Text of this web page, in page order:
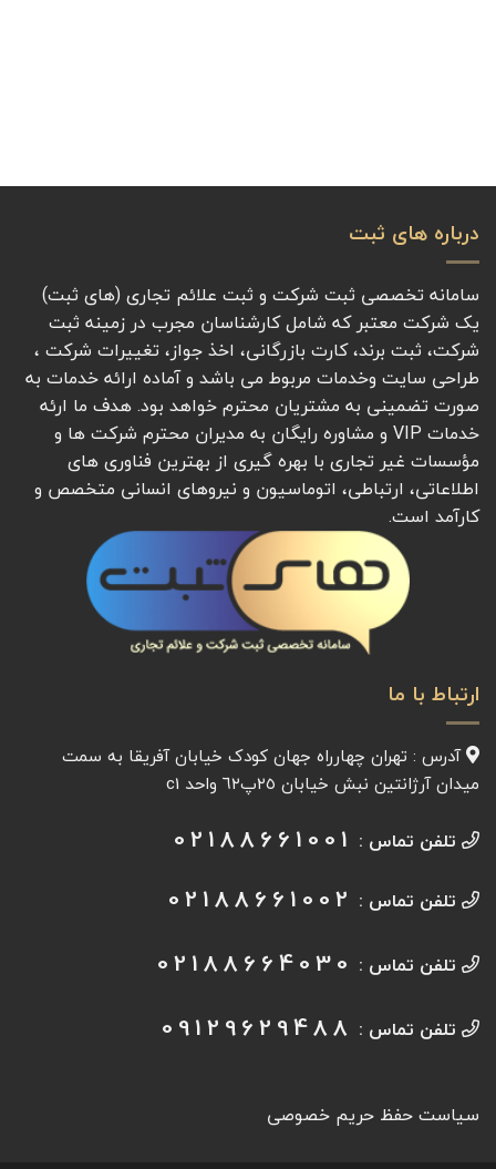
درباره های ثبت
سامانه تخصصی ثبت شرکت و ثبت علائم تجاری (های ثبت)
یک شرکت معتبر که شامل کارشناسان مجرب در زمینه ثبت
شرکت، ثبت برند، کارت بازرگانی، اخذ جواز، تغییرات شرکت ،
طراحی سایت وخدمات مربوط می باشد و آماده ارائه خدمات به
صورت تضمینی به مشتریان محترم خواهد بود. هدف ما ارئه
خدمات VIP و مشاوره رایگان به مدیران محترم شرکت ها و
مؤسسات غیر تجاری با بهره گیری از بهترین فناوری های
اطلاعاتی، ارتباطی، اتوماسیون و نیروهای انسانی متخصص و
کارآمد است.
ارتباط با ما
آدرس : تهران چهارراه جهان کودک خیابان آفريقا به سمت
میدان آرژانتين نبش خیابان ٢٥پ٦٢ واحد c1
تلفن تماس : 02188661001
تلفن تماس : 02188661002
تلفن تماس : 02188664030
تلفن تماس : 09129629488
سیاست حفظ حریم خصوصی